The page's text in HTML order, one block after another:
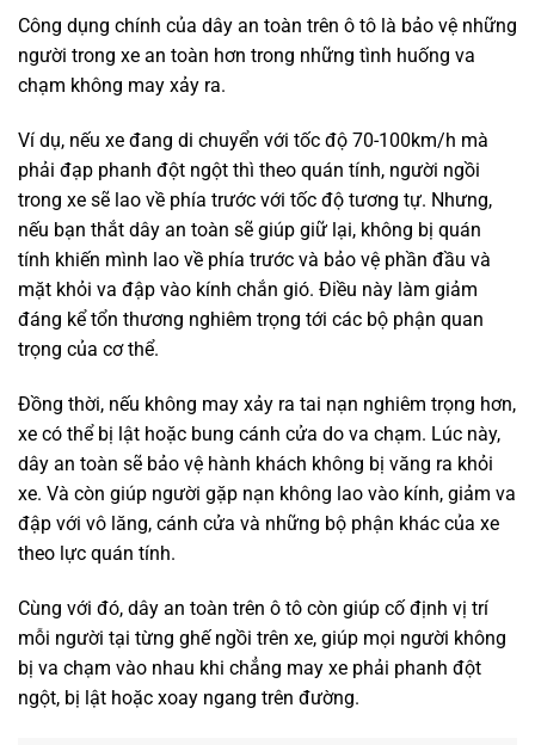
Công dụng chính của dây an toàn trên ô tô là bảo vệ những
người trong xe an toàn hơn trong những tình huống va
chạm không may xảy ra.
Ví dụ, nếu xe đang di chuyển với tốc độ 70-100km/h mà
phải đạp phanh đột ngột thì theo quán tính, người ngồi
trong xe sẽ lao về phía trước với tốc độ tương tự. Nhưng,
nếu bạn thắt dây an toàn sẽ giúp giữ lại, không bị quán
tính khiến mình lao về phía trước và bảo vệ phần đầu và
mặt khỏi va đập vào kính chắn gió. Điều này làm giảm
đáng kể tổn thương nghiêm trọng tới các bộ phận quan
trọng của cơ thể.
Đồng thời, nếu không may xảy ra tai nạn nghiêm trọng hơn,
xe có thể bị lật hoặc bung cánh cửa do va chạm. Lúc này,
dây an toàn sẽ bảo vệ hành khách không bị văng ra khỏi
xe. Và còn giúp người gặp nạn không lao vào kính, giảm va
đập với vô lăng, cánh cửa và những bộ phận khác của xe
theo lực quán tính.
Cùng với đó, dây an toàn trên ô tô còn giúp cố định vị trí
mỗi người tại từng ghế ngồi trên xe, giúp mọi người không
bị va chạm vào nhau khi chẳng may xe phải phanh đột
ngột, bị lật hoặc xoay ngang trên đường.